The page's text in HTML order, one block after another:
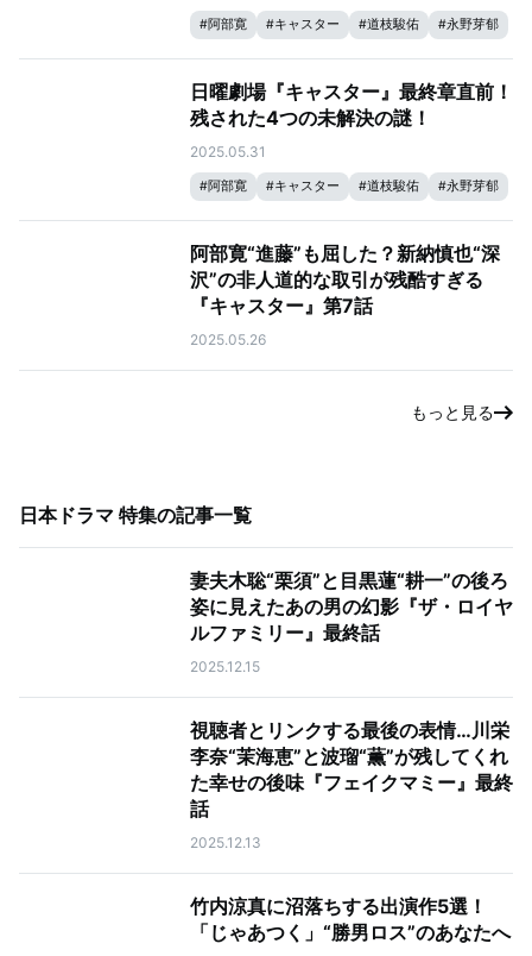
#阿部寛 #キャスター #道枝駿佑 #永野芽郁
日曜劇場『キャスター』最終章直前！
残された4つの未解決の謎！
2025.05.31
#阿部寛 #キャスター #道枝駿佑 #永野芽郁
阿部寛“進藤”も屈した？新納慎也“深
沢”の非人道的な取引が残酷すぎる
『キャスター』第7話
2025.05.26
もっと見る
日本ドラマ 特集の記事一覧
妻夫木聡“栗須”と目黒蓮“耕一”の後ろ
姿に見えたあの男の幻影『ザ・ロイヤ
ルファミリー』最終話
2025.12.15
視聴者とリンクする最後の表情…川栄
李奈“茉海恵”と波瑠“薫”が残してくれ
た幸せの後味『フェイクマミー』最終
話
2025.12.13
竹内涼真に沼落ちする出演作5選！
「じゃあつく」“勝男ロス”のあなたへ